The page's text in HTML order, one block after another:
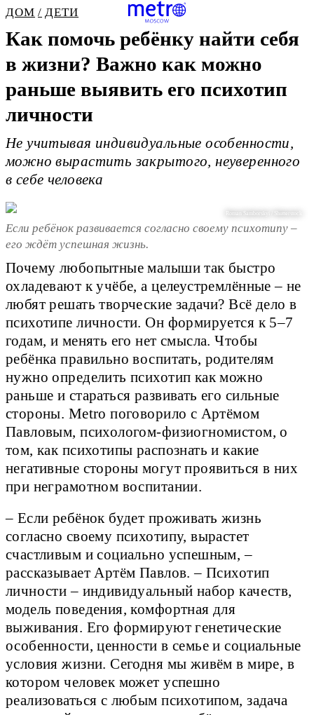
ДОМ ДЕТИ
Как помочь ребёнку найти себя
в жизни? Важно как можно
раньше выявить его психотип
личности
Не учитывая индивидуальные особенности,
можно вырастить закрытого, неуверенного
в себе человека
Roman Samborskyi / Shutterstock
Если ребёнок развивается согласно своему психотипу –
его ждёт успешная жизнь.
Почему любопытные малыши так быстро
охладевают к учёбе, а целеустремлённые – не
любят решать творческие задачи? Всё дело в
психотипе личности. Он формируется к 5–7
годам, и менять его нет смысла. Чтобы
ребёнка правильно воспитать, родителям
нужно определить психотип как можно
раньше и стараться развивать его сильные
стороны. Metro поговорило с Артёмом
Павловым, психологом-физиогномистом, о
том, как психотипы распознать и какие
негативные стороны могут проявиться в них
при неграмотном воспитании.
– Если ребёнок будет проживать жизнь
согласно своему психотипу, вырастет
счастливым и социально успешным, –
рассказывает Артём Павлов. – Психотип
личности – индивидуальный набор качеств,
модель поведения, комфортная для
выживания. Его формируют генетические
особенности, ценности в семье и социальные
условия жизни. Сегодня мы живём в мире, в
котором человек может успешно
реализоваться с любым психотипом, задача